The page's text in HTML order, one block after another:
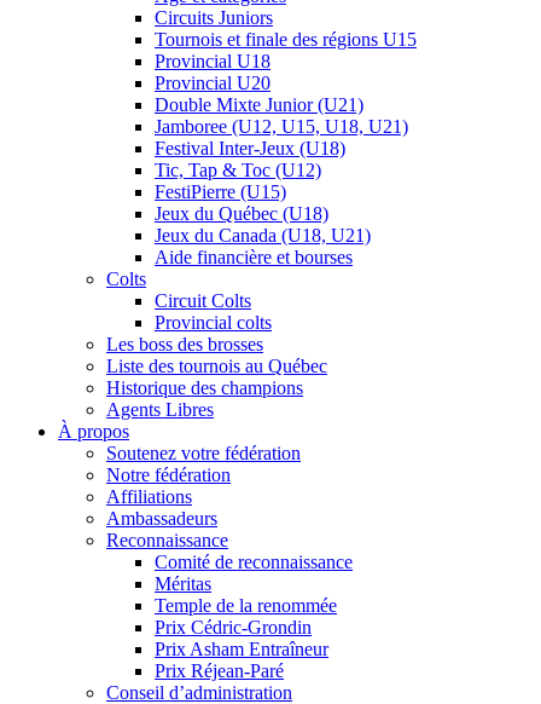
Circuits Juniors
Tournois et finale des régions U15
Provincial U18
Provincial U20
Double Mixte Junior (U21)
Jamboree (U12, U15, U18, U21)
Festival Inter-Jeux (U18)
Tic, Tap & Toc (U12)
FestiPierre (U15)
Jeux du Québec (U18)
Jeux du Canada (U18, U21)
Aide financière et bourses
Colts
Circuit Colts
Provincial colts
Les boss des brosses
Liste des tournois au Québec
Historique des champions
Agents Libres
À propos
Soutenez votre fédération
Notre fédération
Affiliations
Ambassadeurs
Reconnaissance
Comité de reconnaissance
Méritas
Temple de la renommée
Prix Cédric-Grondin
Prix Asham Entraîneur
Prix Réjean-Paré
Conseil d’administration